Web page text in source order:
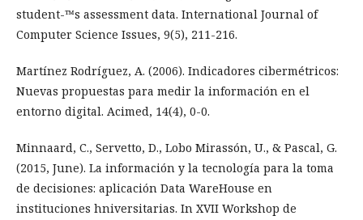
student-™s assessment data. International Journal of
Computer Science Issues, 9(5), 211-216.
Martínez Rodríguez, A. (2006). Indicadores cibermétricos:
Nuevas propuestas para medir la información en el
entorno digital. Acimed, 14(4), 0-0.
Minnaard, C., Servetto, D., Lobo Mirassón, U., & Pascal, G.
(2015, June). La información y la tecnología para la toma
de decisiones: aplicación Data WareHouse en
instituciones hniversitarias. In XVII Workshop de